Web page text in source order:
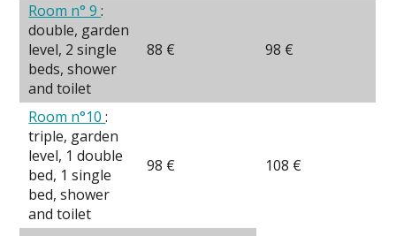
Room n° 9:
double, garden
level, 2 single
beds, shower
and toilet
88 € 98 €
Room n°10:
triple, garden
level, 1 double
bed, 1 single
bed, shower
and toilet
98 € 108 €